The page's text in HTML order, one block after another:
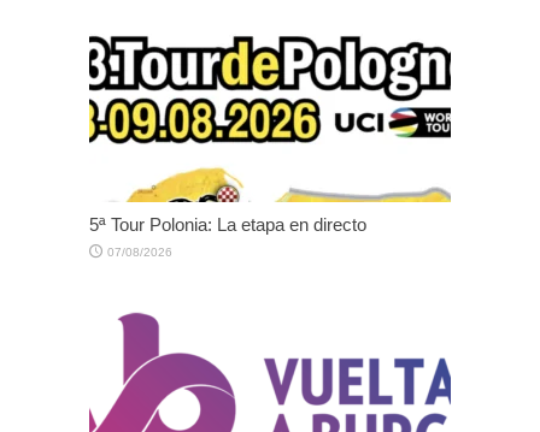
5ª Tour Polonia: La etapa en directo
07/08/2026